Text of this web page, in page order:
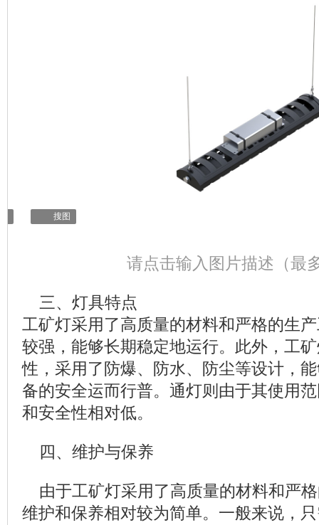
搜图
请点击输入图片描述（最
三、灯具特点
工矿灯采用了高质量的材料和严格的生
较强，能够长期稳定地运行。此外，工
性，采用了防爆、防水、防尘等设计，
备的安全运而行普。通灯则由于其使用
和安全性相对低。
四、维护与保养
由于工矿灯采用了高质量的材料和严
维护和保养相对较为简单。一般来说，